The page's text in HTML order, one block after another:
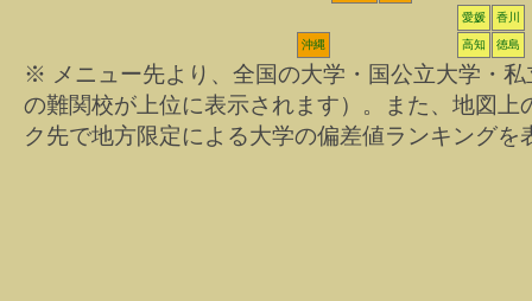
愛媛 香川
沖縄 高知 徳島
※ メニュー先より、全国の大学・国公立大学・
の難関校が上位に表示されます）。また、地図
ク先で地方限定による大学の偏差値ランキングを